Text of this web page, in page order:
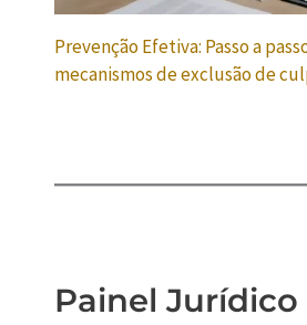
Prevenção Efetiva: Passo a
mecanismos de exclusão de
Painel Jurídico